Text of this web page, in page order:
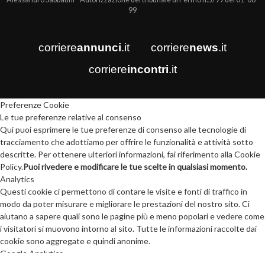
99
corriereannunci.it corrierenews.it
corriereincontri.it
Preferenze Cookie
Le tue preferenze relative al consenso
Qui puoi esprimere le tue preferenze di consenso alle tecnologie di
tracciamento che adottiamo per offrire le funzionalità e attività sotto
descritte. Per ottenere ulteriori informazioni, fai riferimento alla Cookie
Policy.Puoi rivedere e modificare le tue scelte in qualsiasi momento.
Analytics
Questi cookie ci permettono di contare le visite e fonti di traffico in
modo da poter misurare e migliorare le prestazioni del nostro sito. Ci
aiutano a sapere quali sono le pagine più e meno popolari e vedere come
i visitatori si muovono intorno al sito. Tutte le informazioni raccolte dai
cookie sono aggregate e quindi anonime.